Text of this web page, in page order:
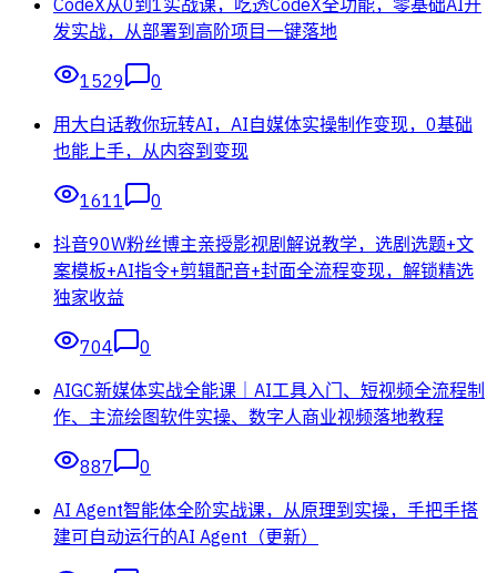
发实战，从部署到高阶项目一键落地
1529
0
用大白话教你玩转AI，AI自媒体实操制作变现，0基础
也能上手，从内容到变现
1611
0
抖音90W粉丝博主亲授影视剧解说教学，选剧选题+文
案模板+AI指令+剪辑配音+封面全流程变现，解锁精选
独家收益
704
0
AIGC新媒体实战全能课｜AI工具入门、短视频全流程制
作、主流绘图软件实操、数字人商业视频落地教程
887
0
AI Agent智能体全阶实战课，从原理到实操，手把手搭
建可自动运行的AI Agent（更新）